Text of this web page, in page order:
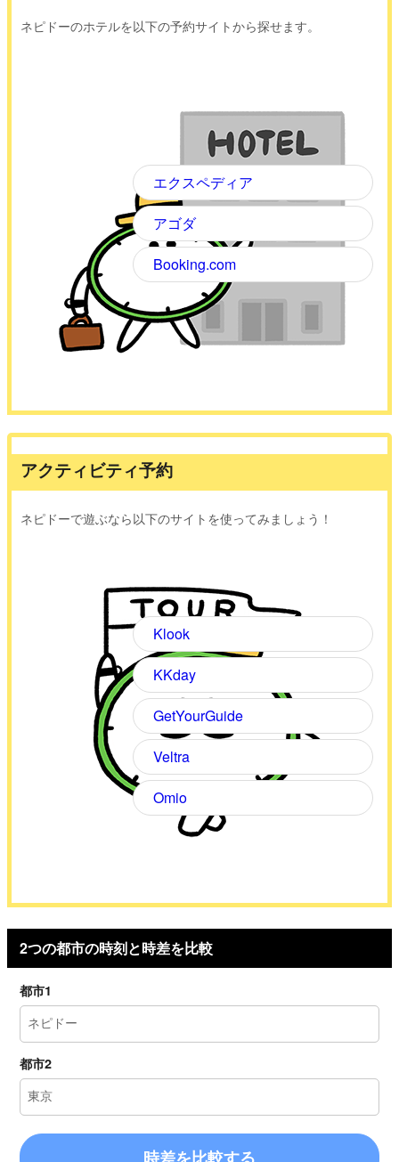
ネピドーのホテルを以下の予約サイトから探せます。
エクスペディア
アゴダ
Booking.com
アクティビティ予約
ネピドーで遊ぶなら以下のサイトを使ってみましょう！
Klook
KKday
GetYourGuide
Veltra
Omio
2つの都市の時刻と時差を比較
都市1
都市2
時差を比較する